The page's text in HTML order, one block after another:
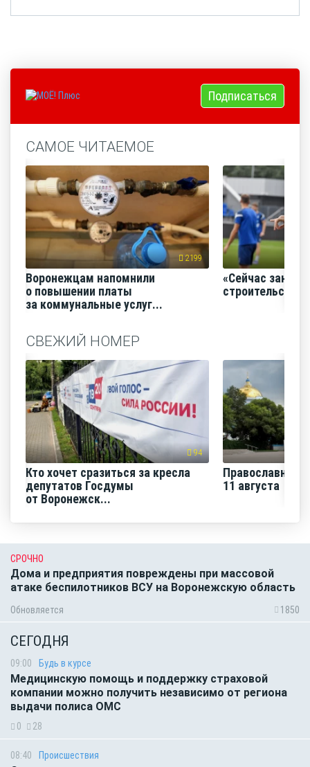
Подписаться
САМОЕ ЧИТАЕМОЕ
2199
Воронежцам напомнили
о повышении платы
за коммунальные услуг...
«Сейчас
СВЕЖИЙ НОМЕР
94
Кто хочет сразиться за кресла
депутатов Госдумы
от Воронежск...
Православная
11 августа
СРОЧНО
Дома и предприятия повреждены при массовой
атаке беспилотников ВСУ на Воронежскую область
Обновляется 1850
СЕГОДНЯ
09:00 Будь в курсе
Медицинскую помощь и поддержку страховой
компании можно получить независимо от региона
выдачи полиса ОМС
0 28
08:40 Происшествия